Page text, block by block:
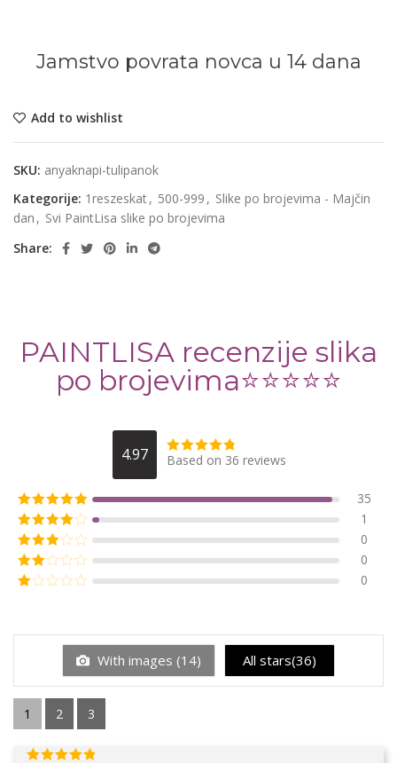
Jamstvo povrata novca u 14 dana
Add to wishlist
SKU: anyaknapi-tulipanok
Kategorije: 1reszeskat, 500-999 , Slike po brojevima - Majčin
dan , Svi PaintLisa slike po brojevima
Share:
PAINTLISA recenzije slika
po brojevima⭐️⭐️⭐️⭐️⭐️
4.97 Based on 36 reviews
35
1
0
0
0
With images (14) All stars(36)
1 2 3